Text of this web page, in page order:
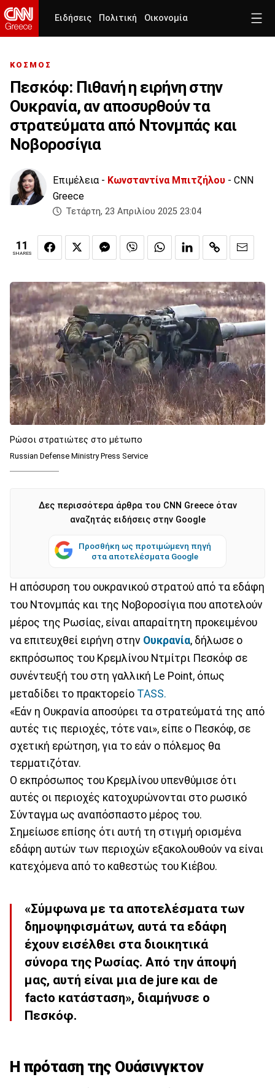
Ειδήσεις Πολιτική Οικονομία
ΚΟΣΜΟΣ
Πεσκόφ: Πιθανή η ειρήνη στην
Ουκρανία, αν αποσυρθούν τα
στρατεύματα από Ντονμπάς και
Νοβοροσίγια
Επιμέλεια - Κωνσταντίνα Μπιτζήλου - CNN
Greece
Τετάρτη, 23 Απριλίου 2025 23:04
11
SHARES
Ρώσοι στρατιώτες στο μέτωπο
Russian Defense Ministry Press Service
Δες περισσότερα άρθρα του CNN Greece όταν
αναζητάς ειδήσεις στην Google
Προσθήκη ως προτιμώμενη πηγή
στα αποτελέσματα Google
Η απόσυρση του ουκρανικού στρατού από τα εδάφη
του Ντονμπάς και της Νοβοροσίγια που αποτελούν
μέρος της Ρωσίας, είναι απαραίτητη προκειμένου
να επιτευχθεί ειρήνη στην Ουκρανία, δήλωσε ο
εκπρόσωπος του Κρεμλίνου Ντμίτρι Πεσκόφ σε
συνέντευξή του στη γαλλική Le Point, όπως
μεταδίδει το πρακτορείο TASS.
«Εάν η Ουκρανία αποσύρει τα στρατεύματά της από
αυτές τις περιοχές, τότε ναι», είπε ο Πεσκόφ, σε
σχετική ερώτηση, για το εάν ο πόλεμος θα
τερματιζόταν.
Ο εκπρόσωπος του Κρεμλίνου υπενθύμισε ότι
αυτές οι περιοχές κατοχυρώνονται στο ρωσικό
Σύνταγμα ως αναπόσπαστο μέρος του.
Σημείωσε επίσης ότι αυτή τη στιγμή ορισμένα
εδάφη αυτών των περιοχών εξακολουθούν να είναι
κατεχόμενα από το καθεστώς του Κιέβου.
«Σύμφωνα με τα αποτελέσματα των
δημοψηφισμάτων, αυτά τα εδάφη
έχουν εισέλθει στα διοικητικά
σύνορα της Ρωσίας. Από την άποψή
μας, αυτή είναι μια de jure και de
facto κατάσταση», διαμήνυσε ο
Πεσκόφ.
Η πρόταση της Ουάσινγκτον